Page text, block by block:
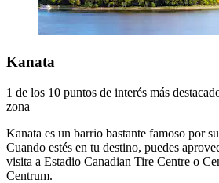
Kanata
1 de los 10 puntos de interés más
zona
Kanata es un barrio bastante famoso por
Cuando estés en tu destino, puedes
visita a Estadio Canadian Tire Centre o
Centrum.